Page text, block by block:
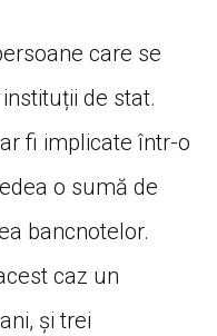
care se
de stat.
fi implicate într-o
o sumă de
bancnotelor.
caz un
și trei